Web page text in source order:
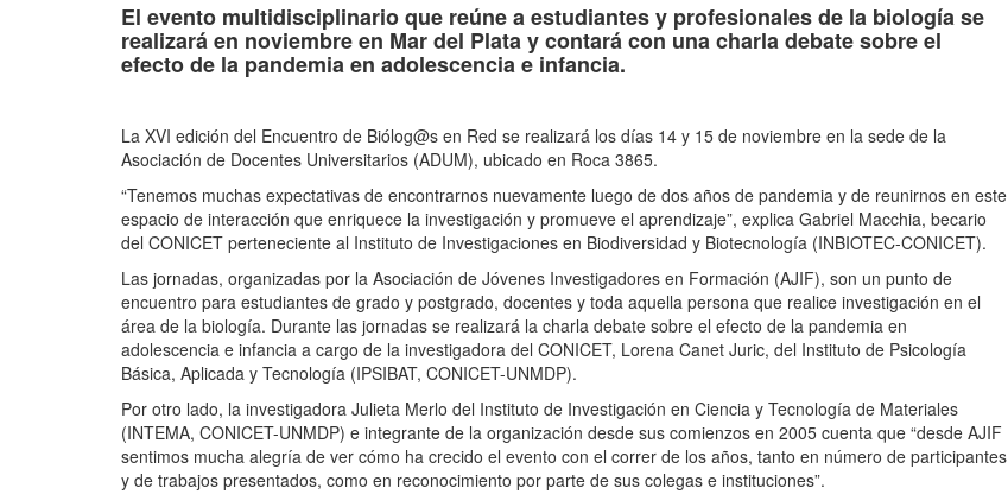
El evento multidisciplinario que reúne a estudiantes y profesionales de la biología se
realizará en noviembre en Mar del Plata y contará con una charla debate sobre el
efecto de la pandemia en adolescencia e infancia.
La XVI edición del Encuentro de Biólog@s en Red se realizará los días 14 y 15 de noviembre en la sede de la
Asociación de Docentes Universitarios (ADUM), ubicado en Roca 3865.
“Tenemos muchas expectativas de encontrarnos nuevamente luego de dos años de pandemia y de reunirnos en este
espacio de interacción que enriquece la investigación y promueve el aprendizaje”, explica Gabriel Macchia, becario
del CONICET perteneciente al Instituto de Investigaciones en Biodiversidad y Biotecnología (INBIOTEC-CONICET).
Las jornadas, organizadas por la Asociación de Jóvenes Investigadores en Formación (AJIF), son un punto de
encuentro para estudiantes de grado y postgrado, docentes y toda aquella persona que realice investigación en el
área de la biología. Durante las jornadas se realizará la charla debate sobre el efecto de la pandemia en
adolescencia e infancia a cargo de la investigadora del CONICET, Lorena Canet Juric, del Instituto de Psicología
Básica, Aplicada y Tecnología (IPSIBAT, CONICET-UNMDP).
Por otro lado, la investigadora Julieta Merlo del Instituto de Investigación en Ciencia y Tecnología de Materiales
(INTEMA, CONICET-UNMDP) e integrante de la organización desde sus comienzos en 2005 cuenta que “desde AJIF
sentimos mucha alegría de ver cómo ha crecido el evento con el correr de los años, tanto en número de participantes
y de trabajos presentados, como en reconocimiento por parte de sus colegas e instituciones”.